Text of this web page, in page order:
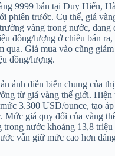
9999 bán tại Duy Hiển,
phiên trước. Cụ thể, giá
vàng trong nước, đang
đồng/lượng ở chiều bán
qua. Giá mua vào cũng
đồng/lượng.
ánh diễn biến chung của
từ giá vàng thế giới. Hiện
3.300 USD/ounce, tạo
Mức giá quy đổi của vàng
trong nước khoảng 13,8
vẫn giữ mức cao hơn